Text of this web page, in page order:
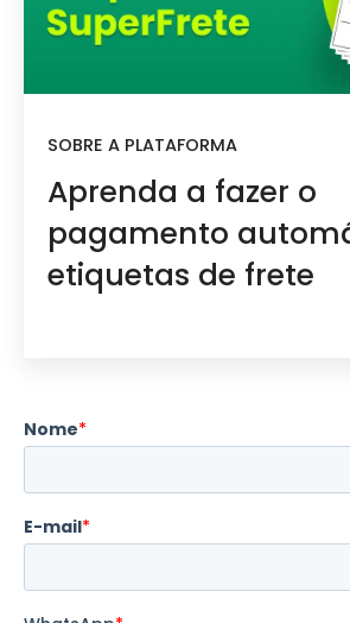
SOBRE A PLATAFORMA
Aprenda a fazer o
pagamento
etiquetas de frete